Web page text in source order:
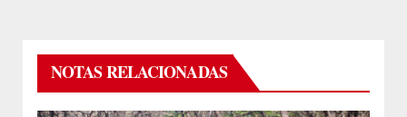
NOTAS RELACIONADAS